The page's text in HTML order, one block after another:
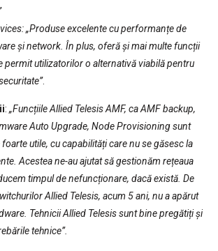
„Produse excelente cu performanțe de
și network. În plus, oferă și mai multe funcții
permit utilizatorilor o alternativă viabilă pentru
.
: „Funcțiile Allied Telesis AMF, ca AMF backup,
Auto Upgrade, Node Provisioning sunt
utile, cu capabilități care nu se găsesc la
Acestea ne-au ajutat să gestionăm rețeaua
timpul de nefuncționare, dacă există. De
Allied Telesis, acum 5 ani, nu a apărut
Tehnicii Allied Telesis sunt bine pregătiți și
tehnice”.